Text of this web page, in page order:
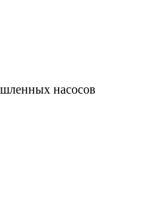
насосов